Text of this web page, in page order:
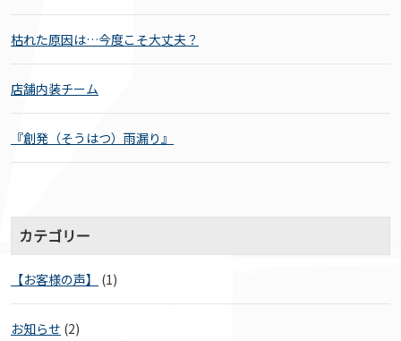
枯れた原因は…今度こそ大丈夫？
店舗内装チーム
『創発（そうはつ）雨漏り』
カテゴリー
【お客様の声】 (1)
お知らせ (2)